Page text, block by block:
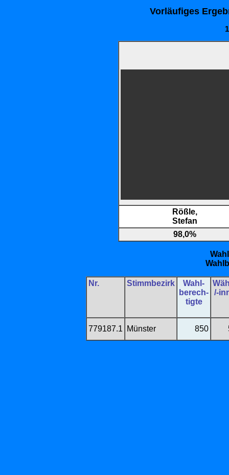
Vorläufiges
Rößle,
Stefan
98,0%
Nr. Stimmbezirk
Wahl-
berech-
tigte
/-
779187.1 Münster 850